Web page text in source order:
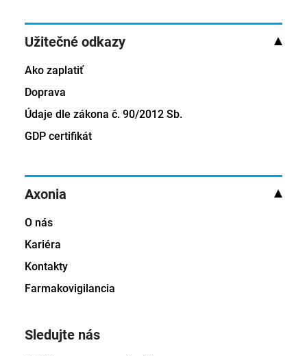
Axonia
O nás
Kariéra
Kontakty
Farmakovigilancia
Užitečné odkazy
Ako zaplatiť
Doprava
Údaje dle zákona č. 90/2012 Sb.
GDP certifikát
Sledujte nás